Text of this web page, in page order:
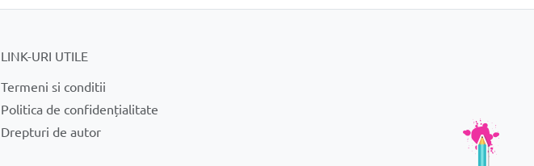
LINK-URI UTILE
Termeni si conditii
Politica de confidențialitate
Drepturi de autor